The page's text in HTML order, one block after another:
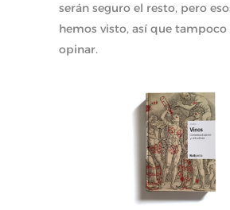
serán seguro el resto, pero
hemos visto, así que tampoco
opinar.